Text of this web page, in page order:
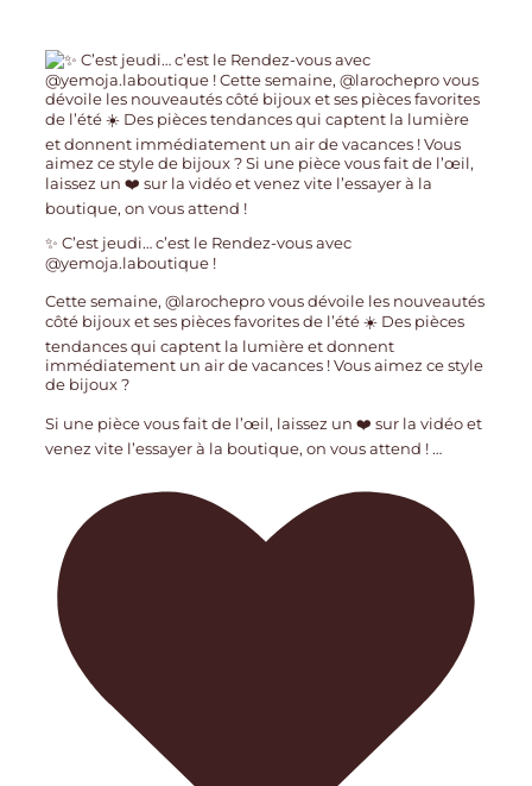
✨ C’est jeudi… c’est le Rendez-vous avec
@yemoja.laboutique !
Cette semaine, @larochepro vous dévoile les nouveautés
côté bijoux et ses pièces favorites de l’été ☀️ Des pièces
tendances qui captent la lumière et donnent
immédiatement un air de vacances ! Vous aimez ce style
de bijoux ?
Si une pièce vous fait de l’œil, laissez un ❤️ sur la vidéo et
venez vite l’essayer à la boutique, on vous attend !…